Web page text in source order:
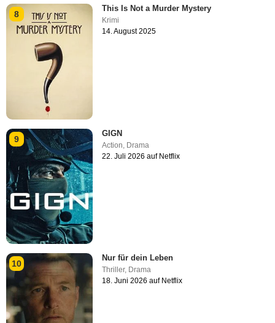
8
This Is Not a Murder Mystery
Krimi
14. August 2025
9
GIGN
Action Drama
22. Juli 2026 auf Netflix
10
Nur für dein Leben
Thriller, Drama
18. Juni 2026 auf Netflix